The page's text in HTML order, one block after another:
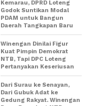
Kemarau, DPRD Loteng
Godok Suntikan Modal
PDAM untuk Bangun
Daerah Tangkapan Baru
Winengan Dinilai Figur
Kuat Pimpin Demokrat
NTB, Tapi DPC Loteng
Pertanyakan Keseriusan
Dari Surau ke Senayan,
Dari Gubuk Adat ke
Gedung Rakyat. Winengan